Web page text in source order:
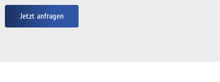
Jetzt anfragen